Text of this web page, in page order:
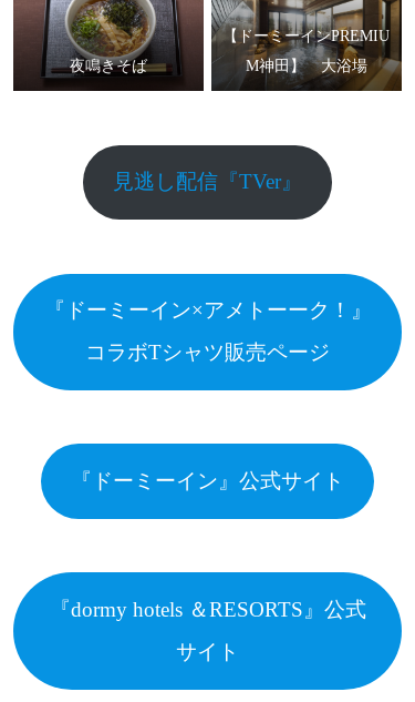
夜鳴きそば
【ドーミーインPREMIU
M神田】 大浴場
見逃し配信『TVer』
『ドーミーイン×アメトーーク！』
コラボTシャツ販売ページ
『ドーミーイン』公式サイト
『dormy hotels ＆RESORTS』公式
サイト